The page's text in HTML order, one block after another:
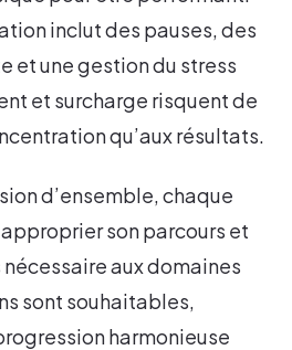
inclut des pauses, des
et une gestion du stress
et surcharge risquent de
qu’aux résultats.
d’ensemble, chaque
son parcours et
aux domaines
sont souhaitables,
harmonieuse